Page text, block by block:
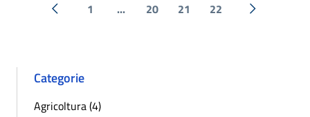
« Precedente
1 ... 20 21 22 Successiva
Categorie
Agricoltura (4)